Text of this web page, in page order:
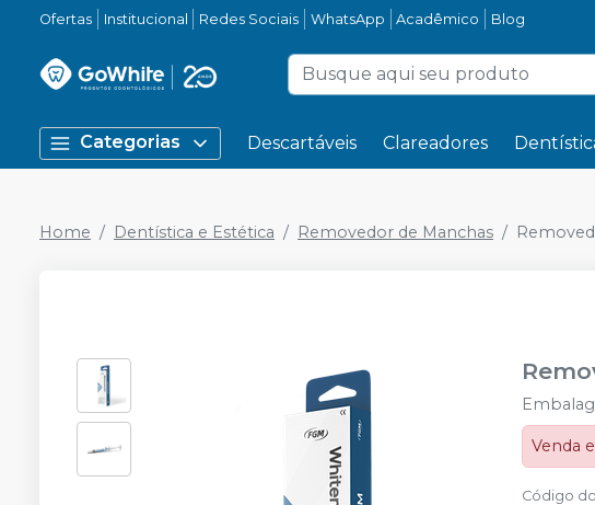
Ofertas Institucional Redes Sociais WhatsApp Acadêmico Blog
Categorias Descartáveis Clareadores
Home Dentística e Estética Removedor de Manchas
Venda
Código